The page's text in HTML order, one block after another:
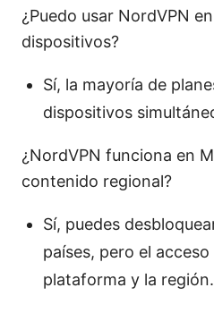
¿Puedo usar NordVPN
dispositivos?
Sí, la mayoría de
dispositivos
¿NordVPN funciona en
contenido regional?
Sí, puedes
países, pero el
plataforma y la región.